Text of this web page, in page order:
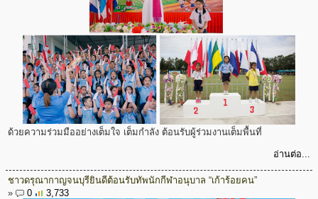
ด้วยความร่วมมืออย่างเต็มใจ เต็มกำลัง ต้อนรับผู้ร่วมงานเต็มพื้นที่
อ่านต่อ...
ชาวดรุณากาญจนบุรียินดีต้อนรับทัพนักกีฬาอนุบาล “เก้าร้อยคน”
»
0 3,733